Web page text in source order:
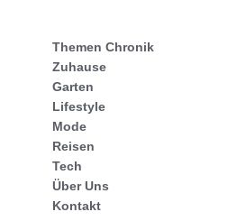
Themen Chronik
Zuhause
Garten
Lifestyle
Mode
Reisen
Tech
Über Uns
Kontakt